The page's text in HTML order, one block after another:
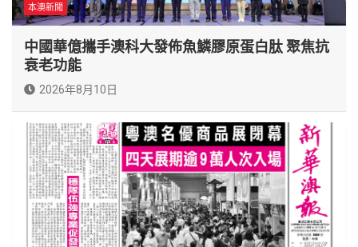
本澳新聞
中國華億攜手澳科大發佈魚鱗膠原蛋白肽 聚焦抗
衰老功能
2026年8月10日